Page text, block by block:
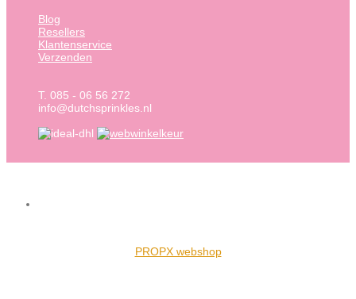
Blog
Resellers
Klantenservice
Verzenden
T. 085 - 06 56 272
info@dutchsprinkles.nl
PROPX webshop